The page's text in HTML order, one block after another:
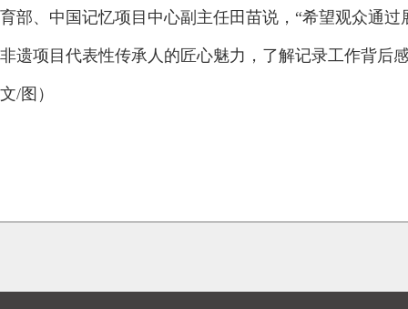
育部、中国记忆项目中心副主任田苗说，“希望观众通
非遗项目代表性传承人的匠心魅力，了解记录工作背后
文/图）